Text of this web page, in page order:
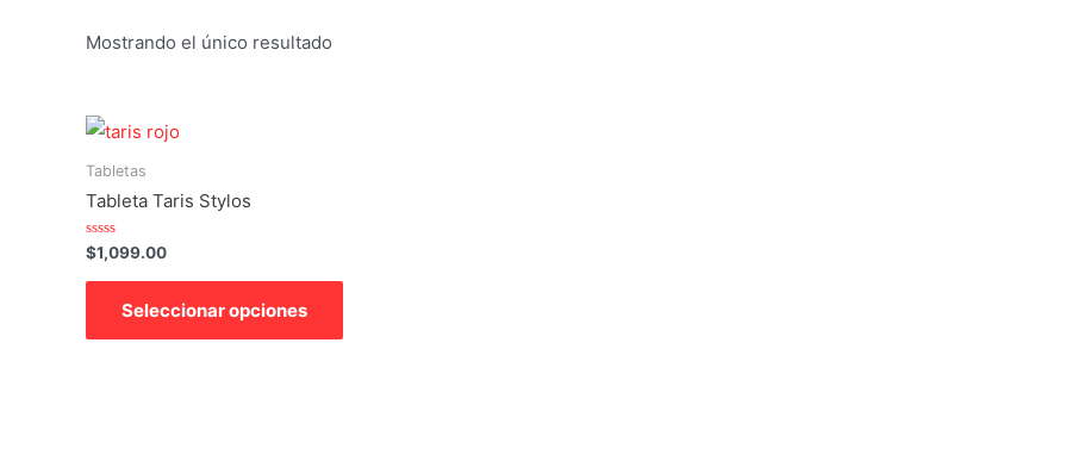
Mostrando el único resultado
Tabletas
Tableta Taris Stylos
Valorado
con
0
$1,099.00
Seleccionar opciones
Este